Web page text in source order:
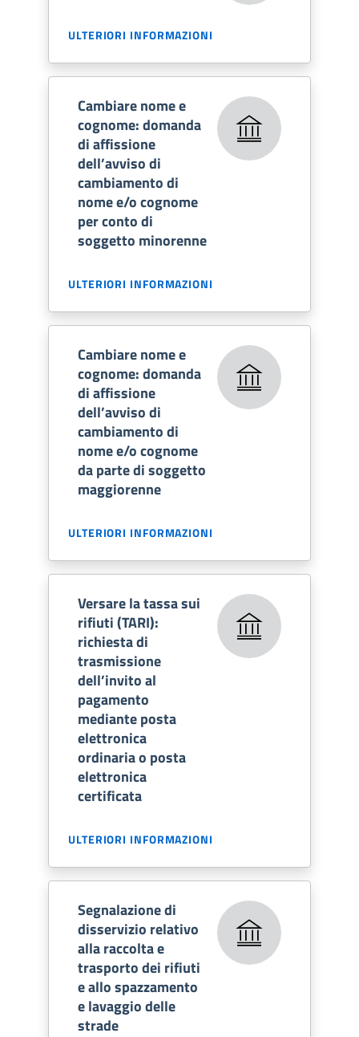
ULTERIORI INFORMAZIONI
Cambiare nome e
cognome: domanda
di affissione
dell’avviso di
cambiamento di
nome e/o cognome
per conto di
soggetto minorenne
ULTERIORI INFORMAZIONI
Cambiare nome e
cognome: domanda
di affissione
dell’avviso di
cambiamento di
nome e/o cognome
da parte di soggetto
maggiorenne
ULTERIORI INFORMAZIONI
Versare la tassa sui
rifiuti (TARI):
richiesta di
trasmissione
dell’invito al
pagamento
mediante posta
elettronica
ordinaria o posta
elettronica
certificata
ULTERIORI INFORMAZIONI
Segnalazione di
disservizio relativo
alla raccolta e
trasporto dei rifiuti
e allo spazzamento
e lavaggio delle
strade